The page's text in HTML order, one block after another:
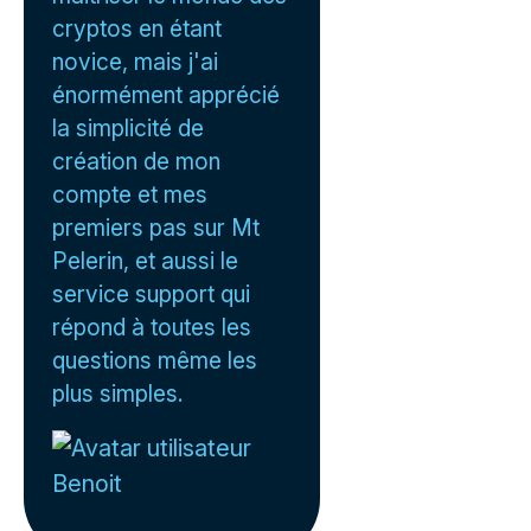
cryptos en étant
novice, mais j'ai
énormément apprécié
la simplicité de
création de mon
compte et mes
premiers pas sur Mt
Pelerin, et aussi le
service support qui
répond à toutes les
questions même les
plus simples.
Benoit